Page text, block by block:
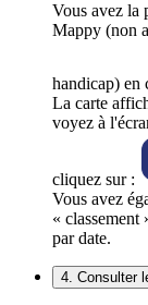
Vous avez la
Mappy (non
handicap) en
La carte
voyez à
cliquez sur :
Vous avez
« classement
par date.
4. Consulter